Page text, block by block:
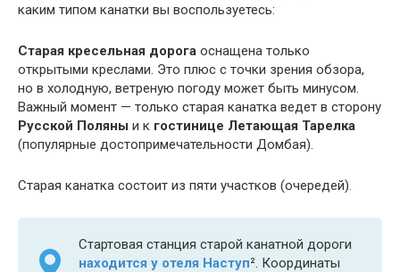
каким типом канатки вы воспользуетесь:
Старая кресельная дорога оснащена только
открытыми креслами. Это плюс с точки зрения обзора,
но в холодную, ветреную погоду может быть минусом.
Важный момент — только старая канатка ведет в сторону
Русской Поляны и к гостинице Летающая Тарелка
(популярные достопримечательности Домбая).
Старая канатка состоит из пяти участков (очередей).
Стартовая станция старой канатной дороги
находится у отеля Наступ². Координаты